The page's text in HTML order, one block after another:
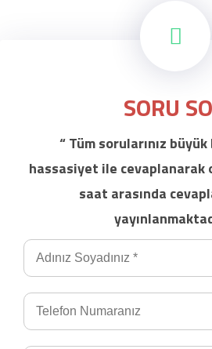
SORU
“ Tüm sorularınız
hassasiyet ile cevaplanarak
saat arasında